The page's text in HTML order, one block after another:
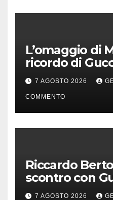
L’omaggio di
ricordo di
Milo Manara
7 AGOSTO 2026
COMMENTO
Riccardo
scontro con
volevamo
7 AGOSTO 2026